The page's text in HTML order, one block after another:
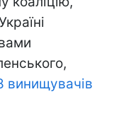
винищувачів